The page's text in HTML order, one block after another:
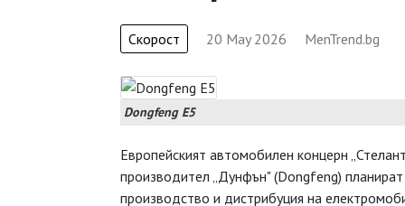
Скорост 20 May 2026 MenTrend.bg
Dongfeng E5
Европейският автомобилен концерн
производител „Дунфън" (Dongfeng)
производство и дистрибуция на